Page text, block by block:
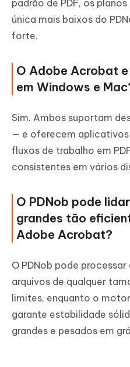
padrão de PDF, os
única mais baixos do
forte.
O Adobe Acrobat
em Windows e
Sim. Ambos suportam
— e oferecem
fluxos de trabalho em
consistentes em vários
O PDNob pode
grandes tão
Adobe Acrobat?
O PDNob pode
arquivos de qualquer
limites, enquanto o
garante estabilidade
grandes e pesados em